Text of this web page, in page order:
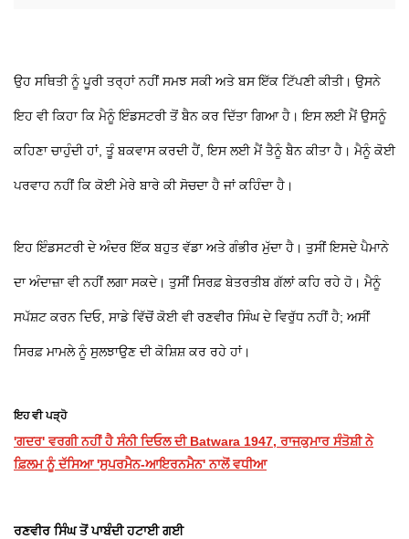
ਉਹ ਸਥਿਤੀ ਨੂੰ ਪੂਰੀ ਤਰ੍ਹਾਂ ਨਹੀਂ ਸਮਝ ਸਕੀ ਅਤੇ ਬਸ ਇੱਕ ਟਿੱਪਣੀ ਕੀਤੀ। ਉਸਨੇ
ਇਹ ਵੀ ਕਿਹਾ ਕਿ ਮੈਨੂੰ ਇੰਡਸਟਰੀ ਤੋਂ ਬੈਨ ਕਰ ਦਿੱਤਾ ਗਿਆ ਹੈ। ਇਸ ਲਈ ਮੈਂ ਉਸਨੂੰ
ਕਹਿਣਾ ਚਾਹੁੰਦੀ ਹਾਂ, ਤੂੰ ਬਕਵਾਸ ਕਰਦੀ ਹੈਂ, ਇਸ ਲਈ ਮੈਂ ਤੈਨੂੰ ਬੈਨ ਕੀਤਾ ਹੈ। ਮੈਨੂੰ ਕੋਈ
ਪਰਵਾਹ ਨਹੀਂ ਕਿ ਕੋਈ ਮੇਰੇ ਬਾਰੇ ਕੀ ਸੋਚਦਾ ਹੈ ਜਾਂ ਕਹਿੰਦਾ ਹੈ।
ਇਹ ਇੰਡਸਟਰੀ ਦੇ ਅੰਦਰ ਇੱਕ ਬਹੁਤ ਵੱਡਾ ਅਤੇ ਗੰਭੀਰ ਮੁੱਦਾ ਹੈ। ਤੁਸੀਂ ਇਸਦੇ ਪੈਮਾਨੇ
ਦਾ ਅੰਦਾਜ਼ਾ ਵੀ ਨਹੀਂ ਲਗਾ ਸਕਦੇ। ਤੁਸੀਂ ਸਿਰਫ਼ ਬੇਤਰਤੀਬ ਗੱਲਾਂ ਕਹਿ ਰਹੇ ਹੋ। ਮੈਨੂੰ
ਸਪੱਸ਼ਟ ਕਰਨ ਦਿਓ, ਸਾਡੇ ਵਿੱਚੋਂ ਕੋਈ ਵੀ ਰਣਵੀਰ ਸਿੰਘ ਦੇ ਵਿਰੁੱਧ ਨਹੀਂ ਹੈ; ਅਸੀਂ
ਸਿਰਫ਼ ਮਾਮਲੇ ਨੂੰ ਸੁਲਝਾਉਣ ਦੀ ਕੋਸ਼ਿਸ਼ ਕਰ ਰਹੇ ਹਾਂ।
ਇਹ ਵੀ ਪੜ੍ਹੋ
'ਗਦਰ' ਵਰਗੀ ਨਹੀਂ ਹੈ ਸੰਨੀ ਦਿਓਲ ਦੀ Batwara 1947, ਰਾਜਕੁਮਾਰ ਸੰਤੋਸ਼ੀ ਨੇ
ਫ਼ਿਲਮ ਨੂੰ ਦੱਸਿਆ 'ਸੁਪਰਮੈਨ-ਆਇਰਨਮੈਨ' ਨਾਲੋਂ ਵਧੀਆ
ਰਣਵੀਰ ਸਿੰਘ ਤੋਂ ਪਾਬੰਦੀ ਹਟਾਈ ਗਈ